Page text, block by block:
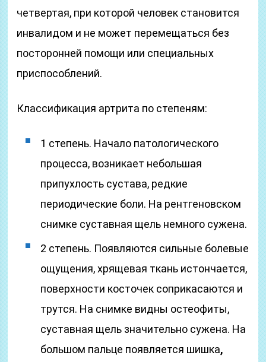
четвертая, при которой человек становится
инвалидом и не может перемещаться без
посторонней помощи или специальных
приспособлений.
Классификация артрита по степеням:
1 степень. Начало патологического
процесса, возникает небольшая
припухлость сустава, редкие
периодические боли. На рентгеновском
снимке суставная щель немного сужена.
2 степень. Появляются сильные болевые
ощущения, хрящевая ткань истончается,
поверхности косточек соприкасаются и
трутся. На снимке видны остеофиты,
суставная щель значительно сужена. На
большом пальце появляется шишка,